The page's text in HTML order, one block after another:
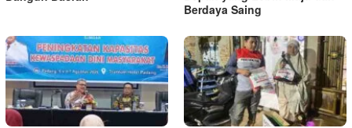
Berdaya Saing